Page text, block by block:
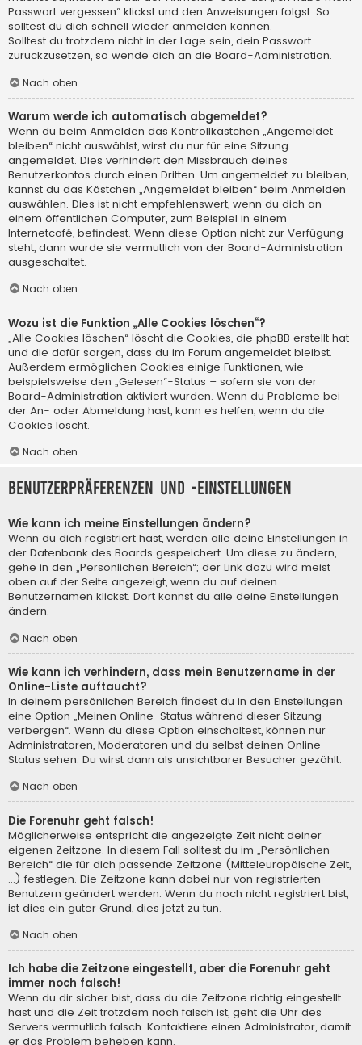
Passwort vergessen“ klickst und den Anweisungen folgst. So
solltest du dich schnell wieder anmelden können.
Solltest du trotzdem nicht in der Lage sein, dein Passwort
zurückzusetzen, so wende dich an die Board-Administration.
Nach oben
Warum werde ich automatisch abgemeldet?
Wenn du beim Anmelden das Kontrollkästchen „Angemeldet
bleiben“ nicht auswählst, wirst du nur für eine Sitzung
angemeldet. Dies verhindert den Missbrauch deines
Benutzerkontos durch einen Dritten. Um angemeldet zu bleiben,
kannst du das Kästchen „Angemeldet bleiben“ beim Anmelden
auswählen. Dies ist nicht empfehlenswert, wenn du dich an
einem öffentlichen Computer, zum Beispiel in einem
Internetcafé, befindest. Wenn diese Option nicht zur Verfügung
steht, dann wurde sie vermutlich von der Board-Administration
ausgeschaltet.
Nach oben
Wozu ist die Funktion „Alle Cookies löschen“?
„Alle Cookies löschen“ löscht die Cookies, die phpBB erstellt hat
und die dafür sorgen, dass du im Forum angemeldet bleibst.
Außerdem ermöglichen Cookies einige Funktionen, wie
beispielsweise den „Gelesen“-Status – sofern sie von der
Board-Administration aktiviert wurden. Wenn du Probleme bei
der An- oder Abmeldung hast, kann es helfen, wenn du die
Cookies löscht.
Nach oben
Benutzerpräferenzen und -einstellungen
Wie kann ich meine Einstellungen ändern?
Wenn du dich registriert hast, werden alle deine Einstellungen in
der Datenbank des Boards gespeichert. Um diese zu ändern,
gehe in den „Persönlichen Bereich“; der Link dazu wird meist
oben auf der Seite angezeigt, wenn du auf deinen
Benutzernamen klickst. Dort kannst du alle deine Einstellungen
ändern.
Nach oben
Wie kann ich verhindern, dass mein Benutzername in der
Online-Liste auftaucht?
In deinem persönlichen Bereich findest du in den Einstellungen
eine Option „Meinen Online-Status während dieser Sitzung
verbergen“. Wenn du diese Option einschaltest, können nur
Administratoren, Moderatoren und du selbst deinen Online-
Status sehen. Du wirst dann als unsichtbarer Besucher gezählt.
Nach oben
Die Forenuhr geht falsch!
Möglicherweise entspricht die angezeigte Zeit nicht deiner
eigenen Zeitzone. In diesem Fall solltest du im „Persönlichen
Bereich“ die für dich passende Zeitzone (Mitteleuropäische Zeit,
...) festlegen. Die Zeitzone kann dabei nur von registrierten
Benutzern geändert werden. Wenn du noch nicht registriert bist,
ist dies ein guter Grund, dies jetzt zu tun.
Nach oben
Ich habe die Zeitzone eingestellt, aber die Forenuhr geht
immer noch falsch!
Wenn du dir sicher bist, dass du die Zeitzone richtig eingestellt
hast und die Zeit trotzdem noch falsch ist, geht die Uhr des
Servers vermutlich falsch. Kontaktiere einen Administrator, damit
er das Problem beheben kann.